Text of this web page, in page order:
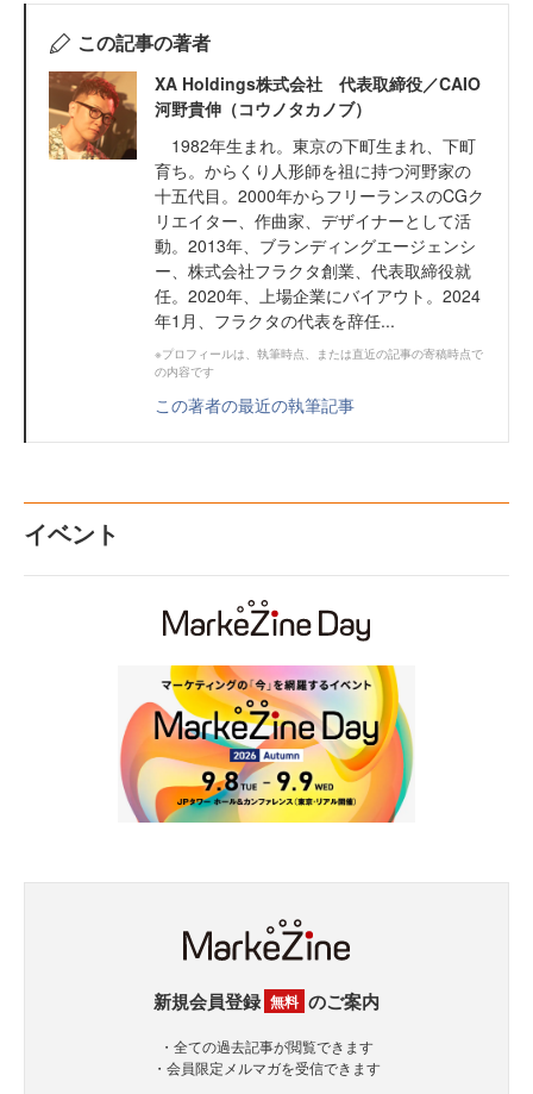
この記事の著者
XA Holdings株式会社 代表取締役／CAIO
河野貴伸（コウノタカノブ）
1982年生まれ。東京の下町生まれ、下町
育ち。からくり人形師を祖に持つ河野家の
十五代目。2000年からフリーランスのCGク
リエイター、作曲家、デザイナーとして活
動。2013年、ブランディングエージェンシ
ー、株式会社フラクタ創業、代表取締役就
任。2020年、上場企業にバイアウト。2024
年1月、フラクタの代表を辞任...
※プロフィールは、執筆時点、または直近の記事の寄稿時点で
の内容です
この著者の最近の執筆記事
イベント
新規会員登録 無料 のご案内
・全ての過去記事が閲覧できます
・会員限定メルマガを受信できます